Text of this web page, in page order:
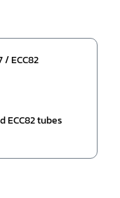
/ ECC82
ECC82 tubes